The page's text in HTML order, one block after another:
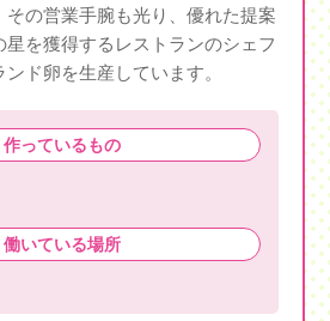
の営業手腕も光り、優れた提案
を獲得するレストランのシェフ
ド卵を生産しています。
作っているもの
働いている場所